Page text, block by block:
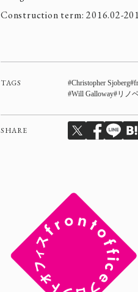
Construction term: 2016.02-
TAGS Christopher Sjoberg
Will Galloway リノ
SHARE